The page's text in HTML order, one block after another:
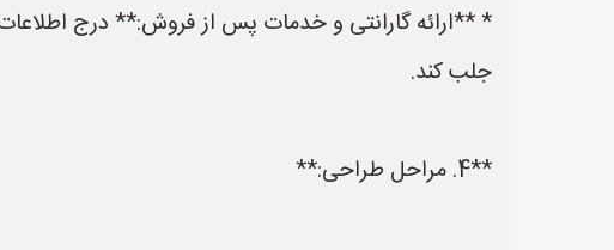
* **ارائه گارانتی و خدمات پس از فروش:** درج
جلب کند.
**4. مراحل طراحی:**